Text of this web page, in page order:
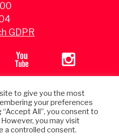
GDPR
to give you the most
your preferences
All”, you consent to
you may visit
a controlled consent.